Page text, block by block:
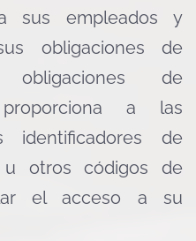
sus empleados y
obligaciones de
obligaciones de
a las
identificadores de
u otros códigos de
el acceso a su